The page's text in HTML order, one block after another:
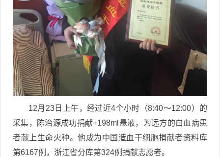
12月23日上午，经过近4个小时（8:40～12:00）的
采集，陈治源成功捐献+198ml悬液，为远方的白血病患
者献上生命火种。他成为中国造血干细胞捐献者资料库
第6167例，浙江省分库第324例捐献志愿者。